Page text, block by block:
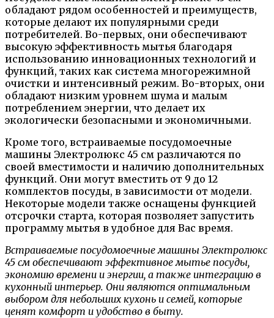
обладают рядом особенностей и преимуществ,
которые делают их популярными среди
потребителей. Во-первых, они обеспечивают
высокую эффективность мытья благодаря
использованию инновационных технологий и
функций, таких как система многорежимной
очистки и интенсивный режим. Во-вторых, они
обладают низким уровнем шума и малым
потреблением энергии, что делает их
экологически безопасными и экономичными.
Кроме того, встраиваемые посудомоечные
машины Электролюкс 45 см различаются по
своей вместимости и наличию дополнительных
функций. Они могут вместить от 9 до 12
комплектов посуды, в зависимости от модели.
Некоторые модели также оснащены функцией
отсрочки старта, которая позволяет запустить
программу мытья в удобное для Вас время.
Встраиваемые посудомоечные машины Электролюкс
45 см обеспечивают эффективное мытье посуды,
экономию времени и энергии, а также интеграцию в
кухонный интерьер. Они являются оптимальным
выбором для небольших кухонь и семей, которые
ценят комфорт и удобство в быту.